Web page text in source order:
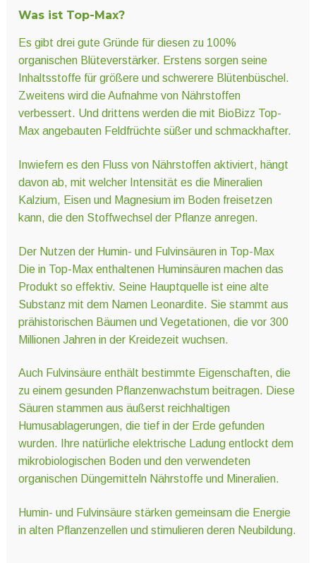
Was ist Top-Max?
Es gibt drei gute Gründe für diesen zu 100%
organischen Blüteverstärker. Erstens sorgen seine
Inhaltsstoffe für größere und schwerere Blütenbüschel.
Zweitens wird die Aufnahme von Nährstoffen
verbessert. Und drittens werden die mit BioBizz Top-
Max angebauten Feldfrüchte süßer und schmackhafter.
Inwiefern es den Fluss von Nährstoffen aktiviert, hängt
davon ab, mit welcher Intensität es die Mineralien
Kalzium, Eisen und Magnesium im Boden freisetzen
kann, die den Stoffwechsel der Pflanze anregen.
Der Nutzen der Humin- und Fulvinsäuren in Top-Max
Die in Top-Max enthaltenen Huminsäuren machen das
Produkt so effektiv. Seine Hauptquelle ist eine alte
Substanz mit dem Namen Leonardite. Sie stammt aus
prähistorischen Bäumen und Vegetationen, die vor 300
Millionen Jahren in der Kreidezeit wuchsen.
Auch Fulvinsäure enthält bestimmte Eigenschaften, die
zu einem gesunden Pflanzenwachstum beitragen. Diese
Säuren stammen aus äußerst reichhaltigen
Humusablagerungen, die tief in der Erde gefunden
wurden. Ihre natürliche elektrische Ladung entlockt dem
mikrobiologischen Boden und den verwendeten
organischen Düngemitteln Nährstoffe und Mineralien.
Humin- und Fulvinsäure stärken gemeinsam die Energie
in alten Pflanzenzellen und stimulieren deren Neubildung.